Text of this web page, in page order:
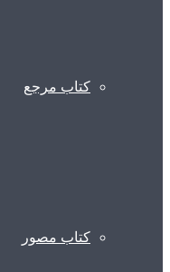
کتاب مرجع
کتاب مصور